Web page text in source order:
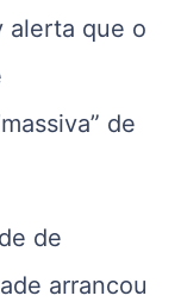
alerta que o
de
de
arrancou